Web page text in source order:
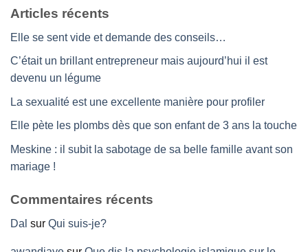
Articles récents
Elle se sent vide et demande des conseils…
C’était un brillant entrepreneur mais aujourd’hui il est
devenu un légume
La sexualité est une excellente manière pour profiler
Elle pète les plombs dès que son enfant de 3 ans la touche
Meskine : il subit la sabotage de sa belle famille avant son
mariage !
Commentaires récents
Dal sur Qui suis-je?